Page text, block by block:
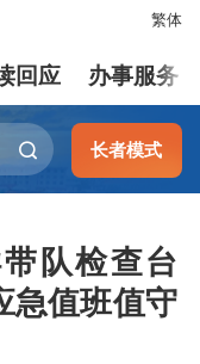
繁体
回应 办事服务
长者模式
队检查台
急值班值守